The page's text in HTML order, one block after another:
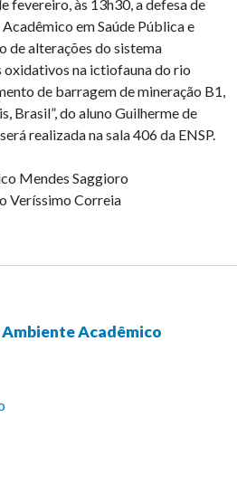
fevereiro, às 13h30, a defesa de
em Saúde Pública e
de alterações do sistema
na ictiofauna do rio
de barragem de mineração B1,
Brasil”, do aluno Guilherme de
realizada na sala 406 da ENSP.
Mendes Saggioro
Veríssimo Correia
Acadêmico